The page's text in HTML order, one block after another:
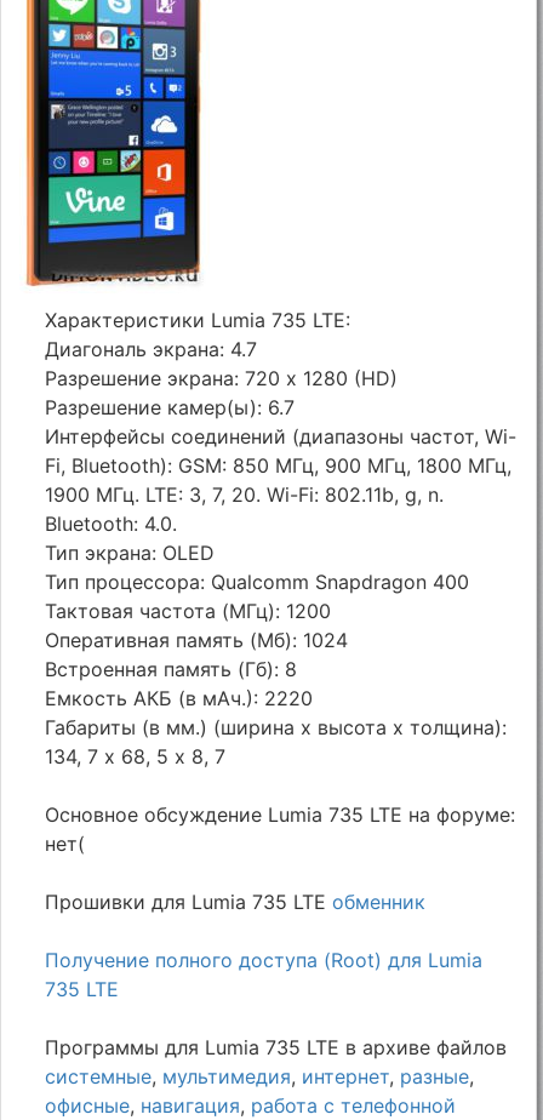
Характеристики Lumia 735 LTE:
Диагональ экрана: 4.7
Разрешение экрана: 720 x 1280 (HD)
Разрешение камер(ы): 6.7
Интерфейсы соединений (диапазоны частот, Wi-
Fi, Bluetooth): GSM: 850 МГц, 900 МГц, 1800 МГц,
1900 МГц. LTE: 3, 7, 20. Wi-Fi: 802.11b, g, n.
Bluetooth: 4.0.
Тип экрана: OLED
Тип процессора: Qualcomm Snapdragon 400
Тактовая частота (МГц): 1200
Оперативная память (Мб): 1024
Встроенная память (Гб): 8
Емкость АКБ (в мАч.): 2220
Габариты (в мм.) (ширина х высота х толщина):
134, 7 х 68, 5 х 8, 7
Основное обсуждение Lumia 735 LTE на форуме:
нет(
Прошивки для Lumia 735 LTEобменник
Получение полного доступа (Root) для Lumia
735 LTE
Программы для Lumia 735 LTE в архиве файлов
системные, мультимедия, интернет, разные,
офисные, навигация, работа с телефонной